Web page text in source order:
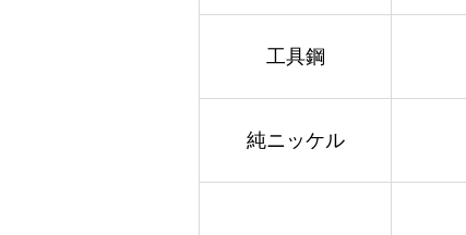
工具鋼
純ニッケル